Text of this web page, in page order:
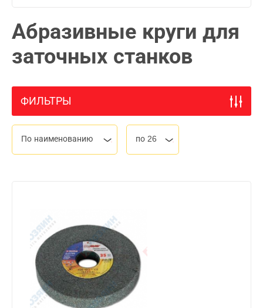
Абразивные круги для
заточных станков
ФИЛЬТРЫ
По наименованию по 26